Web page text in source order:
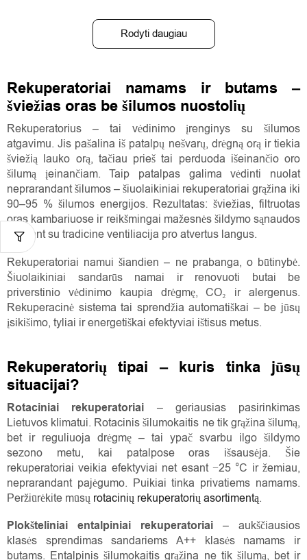
Rodyti daugiau
Rekuperatoriai namams ir butams –
šviežias oras be šilumos nuostolių
Rekuperatorius – tai vėdinimo įrenginys su šilumos
atgavimu. Jis pašalina iš patalpų nešvarų, drėgną orą ir tiekia
šviežią lauko orą, tačiau prieš tai perduoda išeinančio oro
šilumą įeinančiam. Taip patalpas galima vėdinti nuolat
neprarandant šilumos – šiuolaikiniai rekuperatoriai grąžina iki
90–95 % šilumos energijos. Rezultatas: šviežias, filtruotas
oras kambariuose ir reikšmingai mažesnės šildymo sąnaudos
lyginant su tradicine ventiliacija pro atvertus langus.
Rekuperatoriai namui šiandien – ne prabanga, o būtinybė.
Šiuolaikiniai sandarūs namai ir renovuoti butai be
priverstinio vėdinimo kaupia drėgmę, CO₂ ir alergenus.
Rekuperacinė sistema tai sprendžia automatiškai – be jūsų
įsikišimo, tyliai ir energetiškai efektyviai ištisus metus.
Rekuperatorių tipai – kuris tinka jūsų
situacijai?
Rotaciniai rekuperatoriai – geriausias pasirinkimas
Lietuvos klimatui. Rotacinis šilumokaitis ne tik grąžina šilumą,
bet ir reguliuoja drėgmę – tai ypač svarbu ilgo šildymo
sezono metu, kai patalpose oras išsausėja. Šie
rekuperatoriai veikia efektyviai net esant −25 °C ir žemiau,
neprarandant pajėgumo. Puikiai tinka privatiems namams.
Peržiūrėkite mūsų rotacinių rekuperatorių asortimentą.
Plokšteliniai entalpiniai rekuperatoriai – aukščiausios
klasės sprendimas sandariems A++ klasės namams ir
butams. Entalpinis šilumokaitis grąžina ne tik šilumą, bet ir